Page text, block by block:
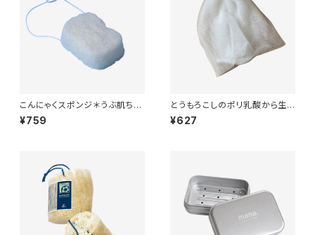
こんにゃくスポンジ＊うぶ肌ちゃ
ん＊国産手作り＊
¥759
とうもろこしのポリ乳酸から生ま
れた＊泡立てネット＊まろあわち
ゃん＊
¥627